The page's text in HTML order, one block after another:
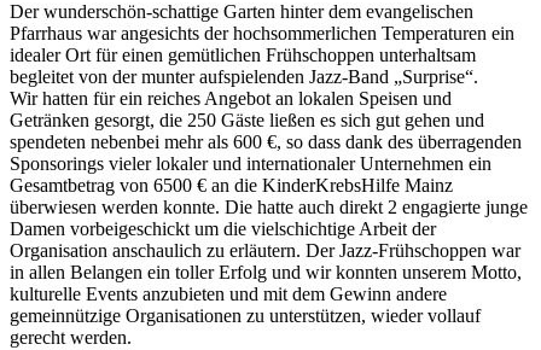
Der wunderschön-schattige Garten hinter dem evangelischen
Pfarrhaus war angesichts der hochsommerlichen Temperaturen ein
idealer Ort für einen gemütlichen Frühschoppen unterhaltsam
begleitet von der munter aufspielenden Jazz-Band „Surprise“.
Wir hatten für ein reiches Angebot an lokalen Speisen und
Getränken gesorgt, die 250 Gäste ließen es sich gut gehen und
spendeten nebenbei mehr als 600 €, so dass dank des überragenden
Sponsorings vieler lokaler und internationaler Unternehmen ein
Gesamtbetrag von 6500 € an die KinderKrebsHilfe Mainz
überwiesen werden konnte. Die hatte auch direkt 2 engagierte junge
Damen vorbeigeschickt um die vielschichtige Arbeit der
Organisation anschaulich zu erläutern. Der Jazz-Frühschoppen war
in allen Belangen ein toller Erfolg und wir konnten unserem Motto,
kulturelle Events anzubieten und mit dem Gewinn andere
gemeinnützige Organisationen zu unterstützen, wieder vollauf
gerecht werden.